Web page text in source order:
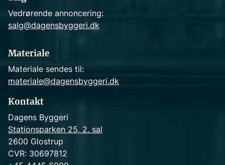
Vedrørende annoncering:
salg@dagensbyggeri.dk
Materiale
Materiale sendes til:
materiale@dagensbyggeri.dk
Kontakt
Dagens Byggeri
Stationsparken 25, 2. sal
2600 Glostrup
CVR: 30697812